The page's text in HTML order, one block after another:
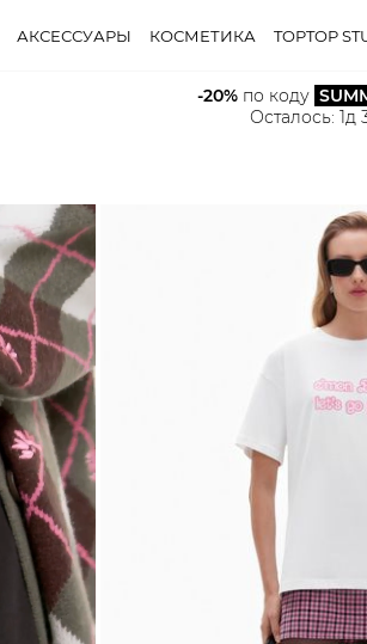
АКСЕССУАРЫ КОСМЕТИКА TOPTOP
-20% по коду
Осталось: 1д